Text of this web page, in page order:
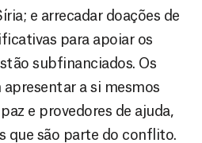
e arrecadar doações de
para apoiar os
subfinanciados. Os
a si mesmos
e provedores de ajuda,
que são parte do conflito.